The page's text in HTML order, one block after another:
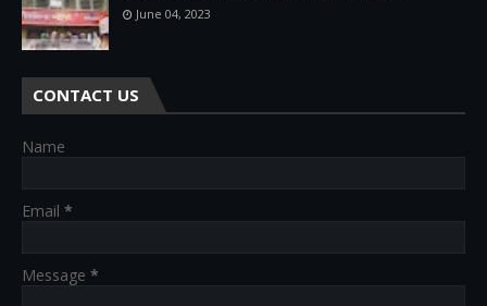
June 04, 2023
CONTACT US
Name
Email *
Message *